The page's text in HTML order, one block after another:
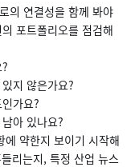
의 연결성을 함께 봐야
포트폴리오를 점검해
지 않은가요?
가요?
아 있나요?
약한지 보이기 시작해
리는지, 특정 산업 뉴스